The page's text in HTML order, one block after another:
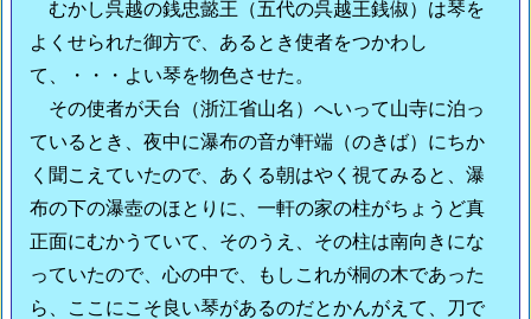
むかし呉越の銭忠懿王（五代の呉越王銭俶）は琴を
よくせられた御方で、あるとき使者をつかわし
て、・・・よい琴を物色させた。
その使者が天台（浙江省山名）へいって山寺に泊っ
ているとき、夜中に瀑布の音が軒端（のきば）にちか
く聞こえていたので、あくる朝はやく視てみると、瀑
布の下の瀑壺のほとりに、一軒の家の柱がちょうど真
正面にむかうていて、そのうえ、その柱は南向きにな
っていたので、心の中で、もしこれが桐の木であった
ら、ここにこそ良い琴があるのだとかんがえて、刀で